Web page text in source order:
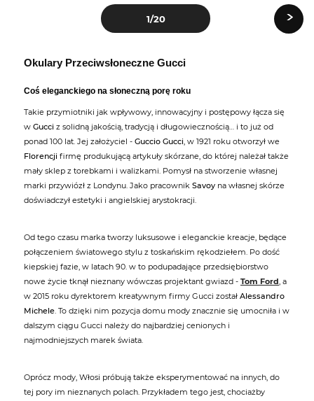
1/20 ›
Okulary Przeciwsłoneczne Gucci
Coś eleganckiego na słoneczną porę roku
Takie przymiotniki jak wpływowy, innowacyjny i postępowy łącza się
w Gucci z solidną jakością, tradycją i długowiecznością… i to już od
ponad 100 lat. Jej założyciel - Guccio Gucci, w 1921 roku otworzył we
Florencji firmę produkującą artykuły skórzane, do której należał także
mały sklep z torebkami i walizkami. Pomysł na stworzenie własnej
marki przywiózł z Londynu. Jako pracownik Savoy na własnej skórze
doświadczył estetyki i angielskiej arystokracji.
Od tego czasu marka tworzy luksusowe i eleganckie kreacje, będące
połączeniem światowego stylu z toskańskim rękodziełem. Po dość
kiepskiej fazie, w latach 90. w to podupadające przedsiębiorstwo
nowe życie tknął nieznany wówczas projektant gwiazd - Tom Ford, a
w 2015 roku dyrektorem kreatywnym firmy Gucci został Alessandro
Michele. To dzięki nim pozycja domu mody znacznie się umocniła i w
dalszym ciągu Gucci należy do najbardziej cenionych i
najmodniejszych marek świata.
Oprócz mody, Włosi próbują także eksperymentować na innych, do
tej pory im nieznanych polach. Przykładem tego jest, chociażby